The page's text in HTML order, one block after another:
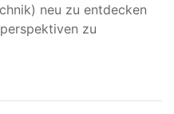
neu zu entdecken
zu